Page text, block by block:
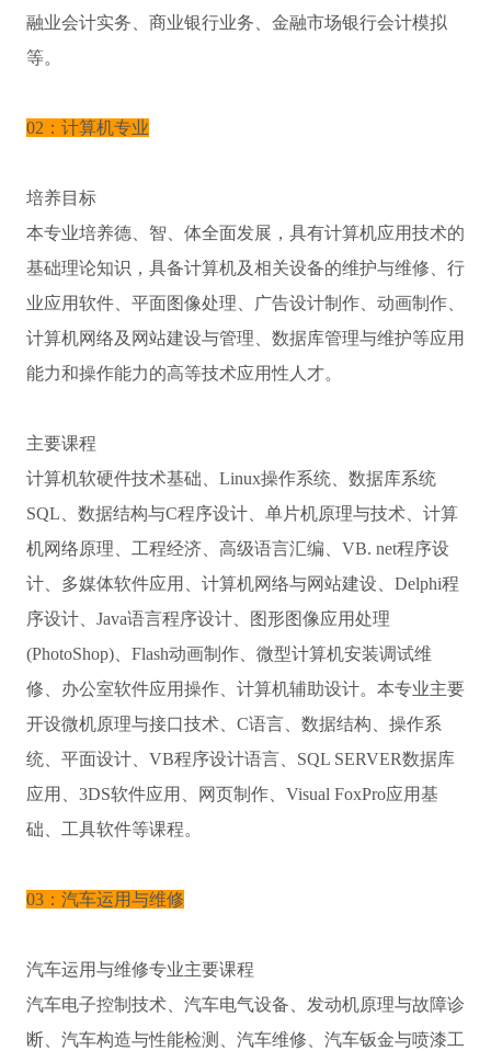
融业会计实务、商业银行业务、金融市场银行会计模拟
等。
02：计算机专业
培养目标
本专业培养德、智、体全面发展，具有计算机应用技术的
基础理论知识，具备计算机及相关设备的维护与维修、行
业应用软件、平面图像处理、广告设计制作、动画制作、
计算机网络及网站建设与管理、数据库管理与维护等应用
能力和操作能力的高等技术应用性人才。
主要课程
计算机软硬件技术基础、Linux操作系统、数据库系统
SQL、数据结构与C程序设计、单片机原理与技术、计算
机网络原理、工程经济、高级语言汇编、VB. net程序设
计、多媒体软件应用、计算机网络与网站建设、Delphi程
序设计、Java语言程序设计、图形图像应用处理
(PhotoShop)、Flash动画制作、微型计算机安装调试维
修、办公室软件应用操作、计算机辅助设计。本专业主要
开设微机原理与接口技术、C语言、数据结构、操作系
统、平面设计、VB程序设计语言、SQL SERVER数据库
应用、3DS软件应用、网页制作、Visual FoxPro应用基
础、工具软件等课程。
03：汽车运用与维修
汽车运用与维修专业主要课程
汽车电子控制技术、汽车电气设备、发动机原理与故障诊
断、汽车构造与性能检测、汽车维修、汽车钣金与喷漆工